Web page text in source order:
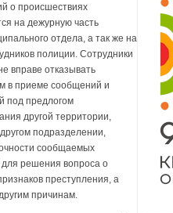
о происшествиях
на дежурную часть
отдела, а так же на
полиции. Сотрудники
вправе отказывать
в приеме сообщений и
под предлогом
другой территории,
подразделении,
сообщаемых
для решения вопроса о
преступления, а
причинам.